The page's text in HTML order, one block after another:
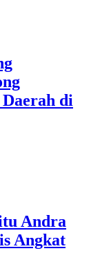
di
Andra
Angkat